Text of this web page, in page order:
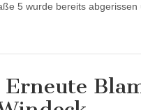
5 wurde bereits abgerissen